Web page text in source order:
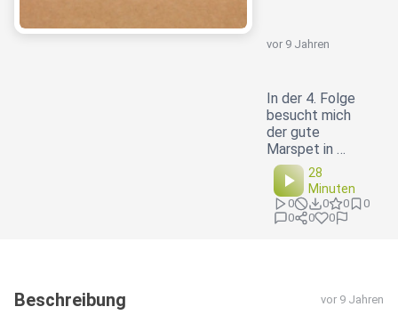
vor 9 Jahren
In der 4. Folge
besucht mich
der gute
Marspet in …
28
Minuten
0 0 0
0
0
0 0
Beschreibung vor 9 Jahren